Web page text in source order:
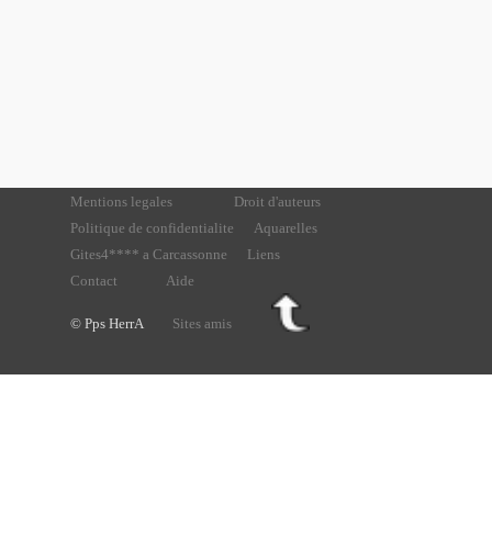
Mentions legales
Droit d'auteurs
Politique de confidentialite
Aquarelles
Gites4**** a Carcassonne
Liens
Contact
Aide
© Pps HerrA Sites amis